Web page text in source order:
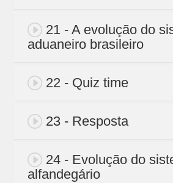
21 - A evolução do
aduaneiro brasileiro
22 - Quiz time
23 - Resposta
24 - Evolução do
alfandegário